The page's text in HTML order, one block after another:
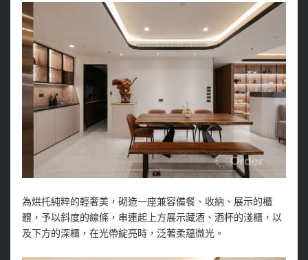
為烘托純粹的輕奢美，砌造一座兼容備餐、收納、展示的櫃
體，予以斜度的線條，串連起上方展示藏酒、酒杯的淺櫃，以
及下方的深櫃，在光帶綻亮時，泛著柔蘊微光。